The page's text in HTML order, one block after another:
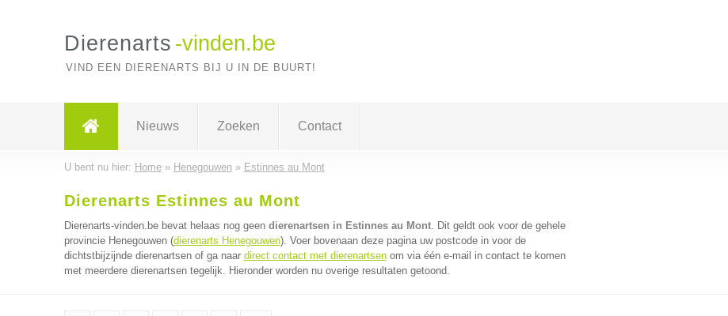
Dierenarts -vinden.be
VIND EEN DIERENARTS BIJ U IN DE BUURT!
Nieuws Zoeken Contact
U bent nu hier: Home» Henegouwen» Estinnes au Mont
Dierenarts Estinnes au Mont
Dierenarts-vinden.be bevat helaas nog geen dierenartsen in Estinnes au Mont. Dit geldt ook voor de gehele
provincie Henegouwen (dierenarts Henegouwen). Voer bovenaan deze pagina uw postcode in voor de
dichtstbijzijnde dierenartsen of ga naar direct contact met dierenartsenom via één e-mail in contact te komen
met meerdere dierenartsen tegelijk. Hieronder worden nu overige resultaten getoond.